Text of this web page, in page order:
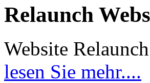
Relaunch
Website
lesen Sie mehr....